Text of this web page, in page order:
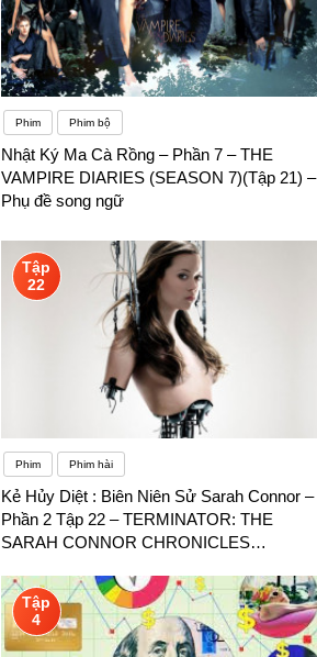
Phim Phim bộ
Nhật Ký Ma Cà Rồng – Phần 7 – THE
VAMPIRE DIARIES (SEASON 7)(Tập 21) –
Phụ đề song ngữ
Tập
22
Phim Phim hài
Kẻ Hủy Diệt : Biên Niên Sử Sarah Connor –
Phần 2 Tập 22 – TERMINATOR: THE
SARAH CONNOR CHRONICLES
Tập
4